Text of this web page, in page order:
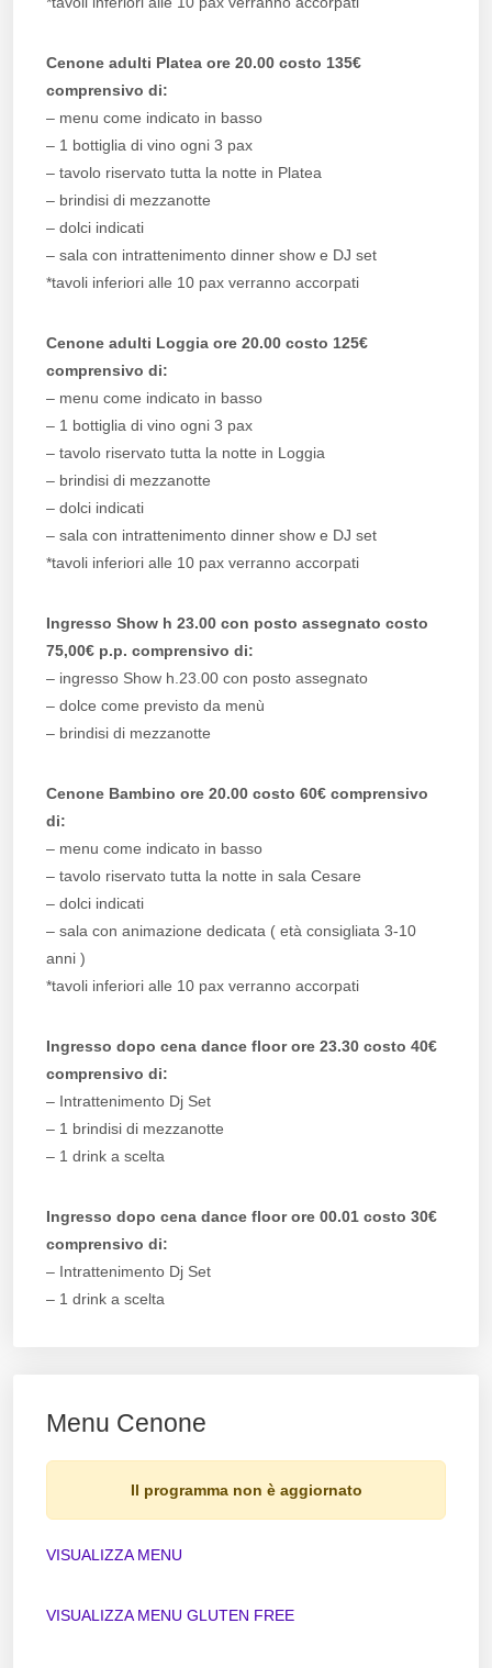
Cenone adulti Platea ore 20.00 costo 135€
comprensivo di:
– menu come indicato in basso
– 1 bottiglia di vino ogni 3 pax
– tavolo riservato tutta la notte in Platea
– brindisi di mezzanotte
– dolci indicati
– sala con intrattenimento dinner show e DJ set
*tavoli inferiori alle 10 pax verranno accorpati
Cenone adulti Loggia ore 20.00 costo 125€
comprensivo di:
– menu come indicato in basso
– 1 bottiglia di vino ogni 3 pax
– tavolo riservato tutta la notte in Loggia
– brindisi di mezzanotte
– dolci indicati
– sala con intrattenimento dinner show e DJ set
*tavoli inferiori alle 10 pax verranno accorpati
Ingresso Show h 23.00 con posto assegnato costo
75,00€ p.p. comprensivo di:
– ingresso Show h.23.00 con posto assegnato
– dolce come previsto da menù
– brindisi di mezzanotte
Cenone Bambino ore 20.00 costo 60€ comprensivo
di:
– menu come indicato in basso
– tavolo riservato tutta la notte in sala Cesare
– dolci indicati
– sala con animazione dedicata ( età consigliata 3-10
anni )
*tavoli inferiori alle 10 pax verranno accorpati
Ingresso dopo cena dance floor ore 23.30 costo 40€
comprensivo di:
– Intrattenimento Dj Set
– 1 brindisi di mezzanotte
– 1 drink a scelta
Ingresso dopo cena dance floor ore 00.01 costo 30€
comprensivo di:
– Intrattenimento Dj Set
– 1 drink a scelta
Menu Cenone
Il programma non è aggiornato
VISUALIZZA MENU
VISUALIZZA MENU GLUTEN FREE